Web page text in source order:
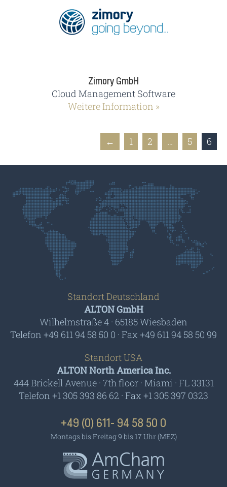
Zimory GmbH
Cloud Management Software
Weitere Information »
← 1 2 … 5 6
Standort Deutschland
ALTON GmbH
Wilhelmstraße 4 · 65185 Wiesbaden
Telefon +49 611 94 58 50 0 · Fax +49 611 94 58 50 99
Standort USA
ALTON North America Inc.
444 Brickell Avenue · 7th floor · Miami · FL 33131
Telefon +1 305 393 86 62 · Fax +1 305 397 0323
+49 (0) 611- 94 58 50 0
Montags bis Freitag 9 bis 17 Uhr (MEZ)